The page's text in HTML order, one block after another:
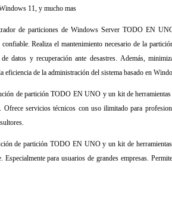
11, y mucho mas
de particiones de Windows Server TODO EN
Realiza el mantenimiento necesario de la
datos y recuperación ante desastres. Además,
eficiencia de la administración del sistema basado en
de partición TODO EN UNO y un kit de
servicios técnicos con uso ilimitado para
de partición TODO EN UNO y un kit de
para usuarios de grandes empresas.